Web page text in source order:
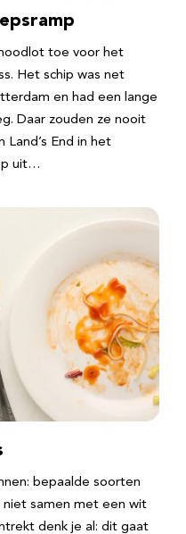
toe voor het
Het schip was net
en had een lange
Daar zouden ze nooit
Land’s End in het
uit…
bepaalde soorten
niet samen met een wit
denk je al: dit gaat